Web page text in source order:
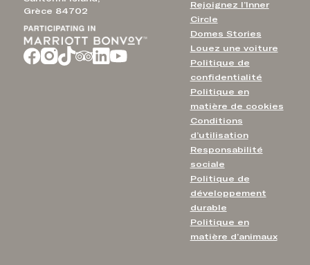
Grèce 84702
Rejoignez l’Inner
Circle
Domes Stories
Louez une voiture
Politique de
confidentialité
Politique en
matière de cookies
Conditions
d’utilisation
Responsabilité
sociale
Politique de
développement
durable
Politique en
matière d’animaux